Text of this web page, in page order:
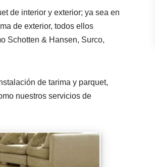
de interior y exterior; ya sea en
de exterior, todos ellos
Schotten & Hansen, Surco,
de tarima y parquet,
nuestros servicios de